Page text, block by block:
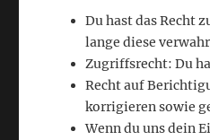
Du hast das Recht
lange diese
Zugriffsrecht: Du
Recht auf
korrigieren sowie
Wenn du uns dein